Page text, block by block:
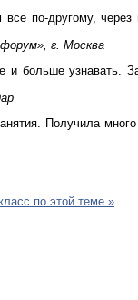
по-другому,
г. Москва
и больше узнавать.
Получила
по этой теме »